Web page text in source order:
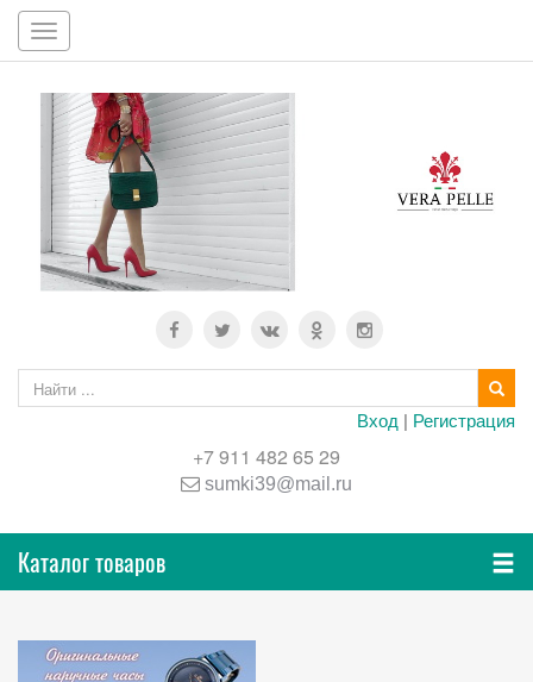
Toggle
navigation
Вход | Регистрация
+7 911 482 65 29
sumki39@mail.ru
Каталог товаров